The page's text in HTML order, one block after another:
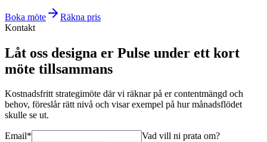
Boka möte
Räkna pris
Kontakt
Låt oss designa er Pulse under ett kort
möte tillsammans
Kostnadsfritt strategimöte där vi räknar på er contentmängd och
behov, föreslår rätt nivå och visar exempel på hur månadsflödet
skulle se ut.
Email* Vad vill ni prata om?